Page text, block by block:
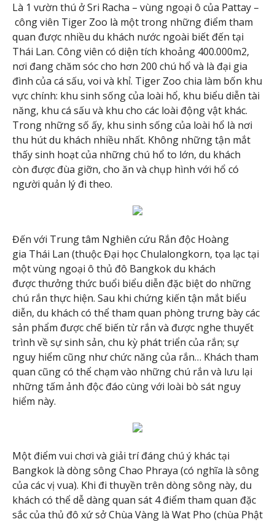
Là 1 vườn thú ở Sri Racha – vùng ngoại ô của Pattay –
công viên Tiger Zoo là một trong những điểm tham
quan được nhiều du khách nước ngoài biết đến tại
Thái Lan. Công viên có diện tích khoảng 400.000m2,
nơi đang chăm sóc cho hơn 200 chú hổ và là đại gia
đình của cá sấu, voi và khỉ. Tiger Zoo chia làm bốn khu
vực chính: khu sinh sống của loài hổ, khu biểu diễn tài
năng, khu cá sấu và khu cho các loài động vật khác.
Trong những số ấy, khu sinh sống của loài hổ là nơi
thu hút du khách nhiều nhất. Không những tận mắt
thấy sinh hoạt của những chú hổ to lớn, du khách
còn được đùa giỡn, cho ăn và chụp hình với hổ có
người quản lý đi theo.
Đến với Trung tâm Nghiên cứu Rắn độc Hoàng
gia Thái Lan (thuộc Đại học Chulalongkorn, tọa lạc tại
một vùng ngoại ô thủ đô Bangkok du khách
được thưởng thức buổi biểu diễn đặc biệt do những
chú rắn thực hiện. Sau khi chứng kiến tận mắt biểu
diễn, du khách có thể tham quan phòng trưng bày các
sản phẩm được chế biến từ rắn và được nghe thuyết
trình về sự sinh sản, chu kỳ phát triển của rắn; sự
nguy hiểm cũng như chức năng của rắn… Khách tham
quan cũng có thể chạm vào những chú rắn và lưu lại
những tấm ảnh độc đáo cùng với loài bò sát nguy
hiểm này.
Một điểm vui chơi và giải trí đáng chú ý khác tại
Bangkok là dòng sông Chao Phraya (có nghĩa là sông
của các vị vua). Khi đi thuyền trên dòng sông này, du
khách có thể dễ dàng quan sát 4 điểm tham quan đặc
sắc của thủ đô xứ sở Chùa Vàng là Wat Pho (chùa Phật